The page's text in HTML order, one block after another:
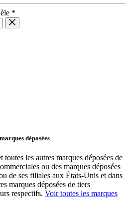
*
déposées
les autres marques déposées de
ou des marques déposées
de ses filiales aux États-Unis et dans
marques déposées de tiers
respectifs. Voir toutes les marques